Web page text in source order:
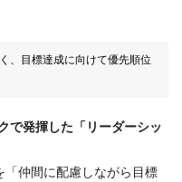
、目標達成に向けて優先順位
で発揮した「リーダーシッ
「仲間に配慮しながら目標